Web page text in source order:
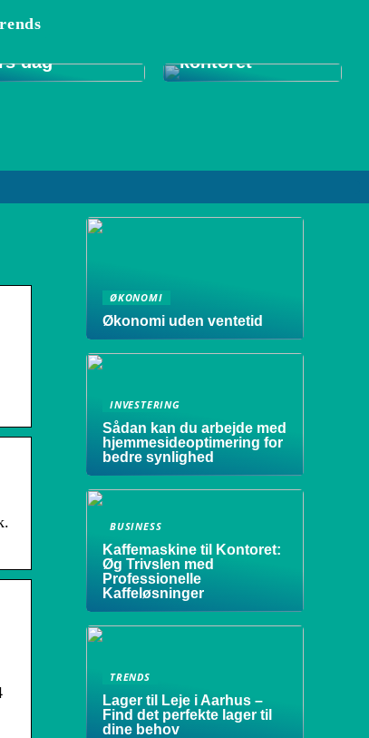
dag
kontoret
ØKONOMI
Økonomi uden ventetid
INVESTERING
Sådan kan du arbejde med
hjemmesideoptimering for
bedre synlighed
BUSINESS
Kaffemaskine til Kontoret:
Øg Trivslen med
Professionelle
Kaffeløsninger
TRENDS
Lager til Leje i Aarhus –
Find det perfekte lager til
dine behov